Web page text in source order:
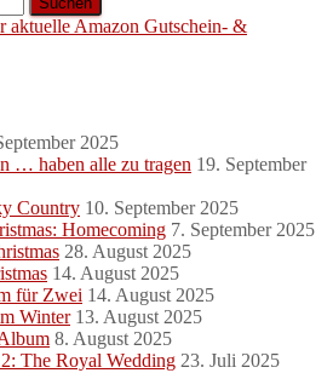
2025
… haben alle zu tragen 19. September
Country 10. September 2025
Homecoming 7. September 2025
28. August 2025
14. August 2025
für Zwei 14. August 2025
Winter 13. August 2025
8. August 2025
The Royal Wedding 23. Juli 2025